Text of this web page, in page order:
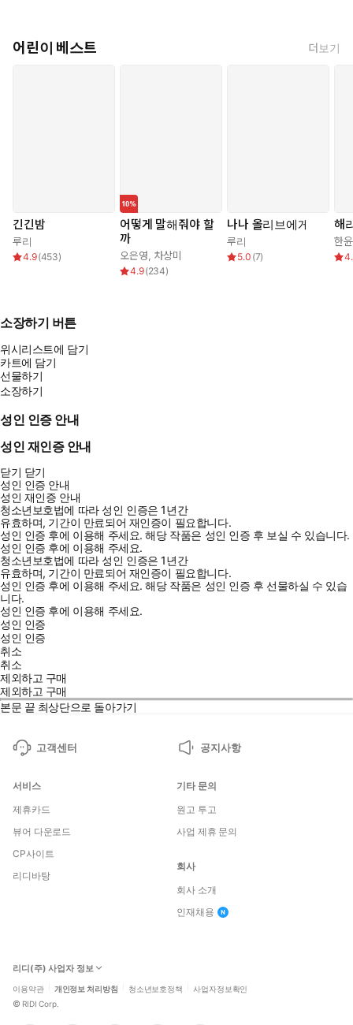
어린이 베스트 더보기
긴긴밤
루리
4.9(453)
어떻게 말해줘야 할
까
오은영 차상미
4.9(234)
나나 올리브에게
루리
5.0 (7)
해
한
소장하기 버튼
위시리스트에 담기
카트에 담기
선물하기
소장하기
성인 인증 안내
성인 재인증 안내
닫기 닫기
성인 인증 안내
성인 재인증 안내
청소년보호법에 따라 성인 인증은 1년간
유효하며, 기간이 만료되어 재인증이 필요합니다.
성인 인증 후에 이용해 주세요.해당 작품은 성인 인증 후 보실 수 있습니다.
성인 인증 후에 이용해 주세요.
청소년보호법에 따라 성인 인증은 1년간
유효하며, 기간이 만료되어 재인증이 필요합니다.
성인 인증 후에 이용해 주세요.해당 작품은 성인 인증 후 선물하실 수 있습
니다.
성인 인증 후에 이용해 주세요.
성인 인증
성인 인증
취소
취소
제외하고 구매
제외하고 구매
본문 끝 최상단으로 돌아가기
고객센터 공지사항
서비스
제휴카드
뷰어 다운로드
CP사이트
리디바탕
기타 문의
원고 투고
사업 제휴 문의
회사
회사 소개
인재채용
리디(주) 사업자 정보
이용약관 개인정보 처리방침 청소년보호정책 사업자정보확인
© RIDI Corp.